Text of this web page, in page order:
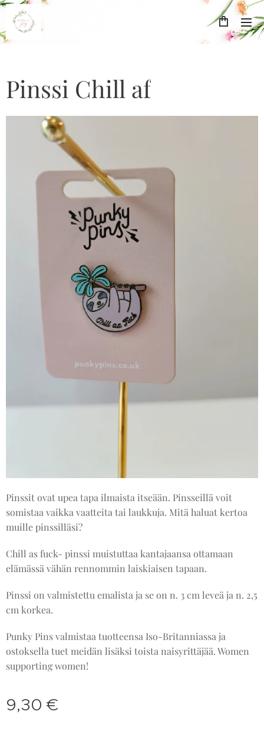
Pinssi Chill af
Pinssit ovat upea tapa ilmaista itseään. Pinsseillä voit
somistaa vaikka vaatteita tai laukkuja. Mitä haluat kertoa
muille pinssilläsi?
Chill as fuck- pinssi muistuttaa kantajaansa ottamaan
elämässä vähän rennommin laiskiaisen tapaan.
Pinssi on valmistettu emalista ja se on n. 3 cm leveä ja n. 2,5
cm korkea.
Punky Pins valmistaa tuotteensa Iso-Britanniassa ja
ostoksella tuet meidän lisäksi toista naisyrittäjää. Women
supporting women!
9,30 €